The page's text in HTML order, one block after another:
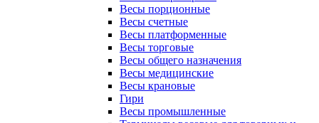
Весы порционные
Весы счетные
Весы платформенные
Весы торговые
Весы общего назначения
Весы медицинские
Весы крановые
Гири
Весы промышленные